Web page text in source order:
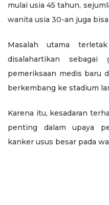
mulai usia 45 tahun,
wanita usia 30-an juga
Masalah utama
disalahartikan sebagai
pemeriksaan medis baru
berkembang ke stadium
Karena itu, kesadaran
penting dalam upaya
kanker usus besar pada